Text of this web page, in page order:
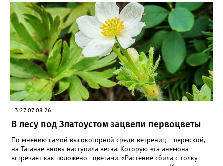
семян (на фото), - отметила «Златоуст.инфо» хозяйка частного
дома Екатерина Бойко. – Посадила вдоль забора, потому что
низины этот цветок не любит. Вот уже второй год растет и
радует меня. Соседи просят саженцы: аромат и до них
доносится. В конце лета собираю лаванду в пучки, сушу –
получаются букеты и саше одновременно. Лаванда широко
используется и в кулинарии». Семена, отметила собеседница
нашего портала, у неё были сорта «Вознесенская узколистная».
Только она хорошо зимует без укрытия. Всхожесть оказалась
на удивление хорошей: из пяти семян из каждой пачки четыре
взошли даже без стратификации. После покупки (по весне)
садовод советует сразу убрать семена в холодильник на два
месяца, а место посадки - мульчировать мелкой корой. Семена
самосевом в ней отлично прорастают. Если иногда срезать
сухие цветы и стряхивать семена вокруг куртины, лаванда
весной прорастет сама. Ещё один секрет – этот символ
Прованса не любит «вкусную» почву. Добавляйте в посадочную
яму гравий и песок – требуется хороший дренаж. В первый год
13:27 07.08.26
В лесу под Златоустом зацвели первоцветы
По мнению самой высокогорной среди ветрениц – пермской,
на Таганае вновь наступила весна. Которую эта анемона
встречает как положено - цветами. «Растение сбила с толку